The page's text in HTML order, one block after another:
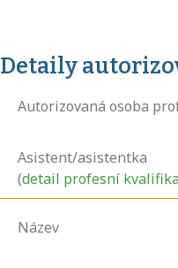
Detaily
Autorizovaná osoba
Asistent/asistentka
(detail profesní
Název